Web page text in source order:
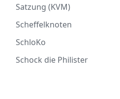
Satzung (KVM)
Scheffelknoten
SchloKo
Schock die Philister